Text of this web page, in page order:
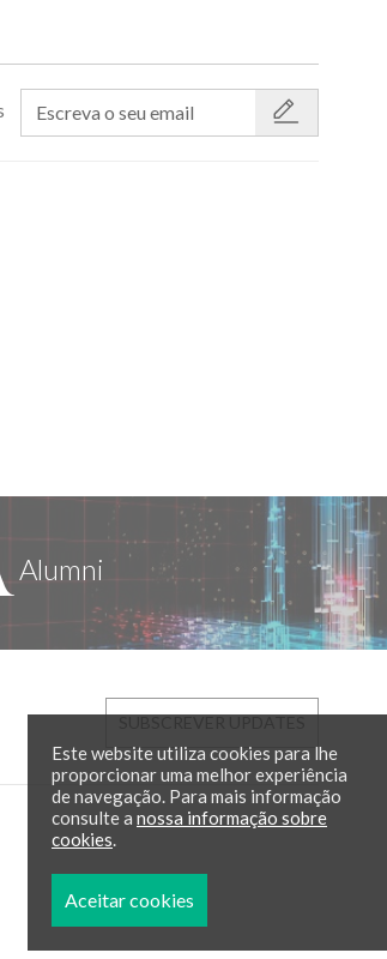
Este website utiliza cookies para lhe
proporcionar uma melhor experiência
de navegação. Para mais informação
consulte a nossa informação sobre
cookies.
Aceitar cookies